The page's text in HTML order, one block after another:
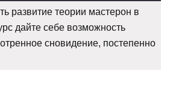
развитие теории мастерон в
дайте себе возможность
сновидение, постепенно